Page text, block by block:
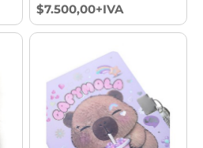
$7.500,00+IVA